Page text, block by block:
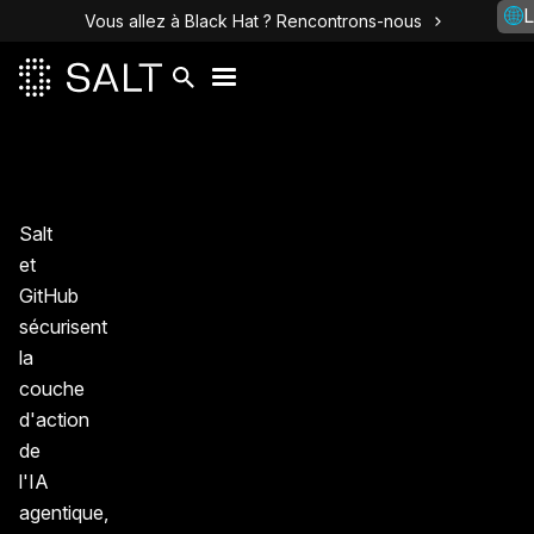
Vous allez à Black Hat ? Rencontrons-nous
Salt
et
GitHub
sécurisent
la
couche
d'action
de
l'IA
agentique,